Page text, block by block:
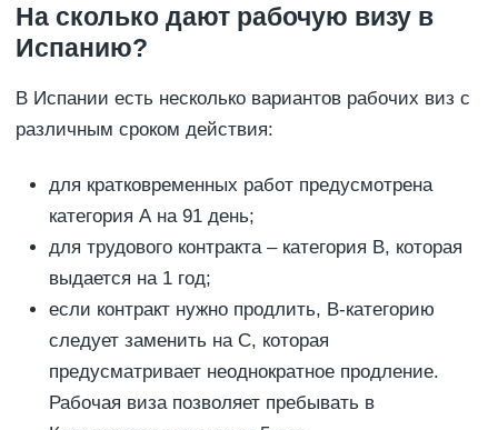
На сколько дают рабочую визу в
Испанию?
В Испании есть несколько вариантов рабочих виз с
различным сроком действия:
для кратковременных работ предусмотрена
категория А на 91 день;
для трудового контракта – категория В, которая
выдается на 1 год;
если контракт нужно продлить, В-категорию
следует заменить на С, которая
предусматривает неоднократное продление.
Рабочая виза позволяет пребывать в